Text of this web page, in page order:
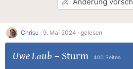
Chrisu · 9. Mai 2024 · gelesen
Uwe Laub– Sturm 400 Seiten